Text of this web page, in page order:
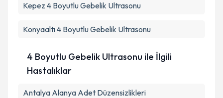
Kepez 4 Boyutlu Gebelik Ultrasonu
Konyaaltı4 Boyutlu Gebelik Ultrasonu
4 Boyutlu Gebelik Ultrasonu ile İlgili
Hastalıklar
Antalya Alanya Adet Düzensizlikleri